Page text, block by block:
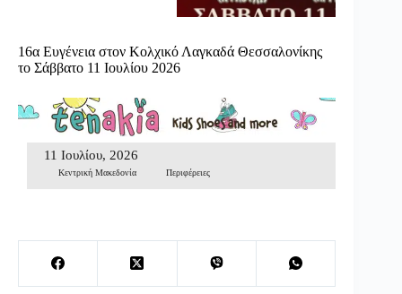
16α Ευγένεια στον Κολχικό Λαγκαδά Θεσσαλονίκης
το Σάββατο 11 Ιουλίου 2026
11 Ιουλίου, 2026
Κεντρική Μακεδονία Περιφέρειες